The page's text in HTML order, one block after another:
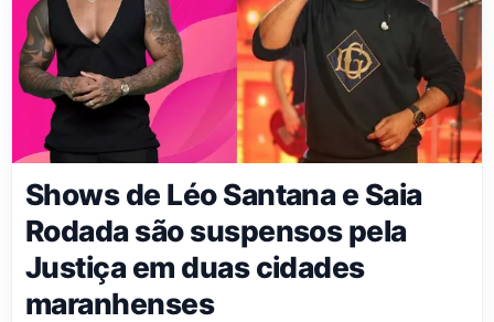
Shows de Léo Santana e Saia
Rodada são suspensos pela
Justiça em duas cidades
maranhenses